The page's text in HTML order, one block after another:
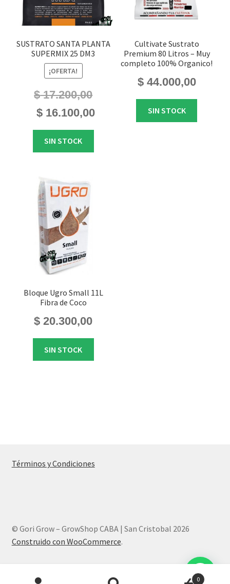
SUSTRATO SANTA PLANTA
SUPERMIX 25 DM3
¡OFERTA!
$17.200,00
El$ 16.100,00El
SIN STOCK
Cultivate Sustrato
Premium 80 Litros – Muy
completo 100% Organico!
$44.000,00
SIN STOCK
Bloque Ugro Small 11L
Fibra de Coco
$ 20.300,00
SIN STOCK
Términos y Condiciones
© Gori Grow – GrowShop CABA | San Cristobal 2026
Construido con WooCommerce.
Products 0